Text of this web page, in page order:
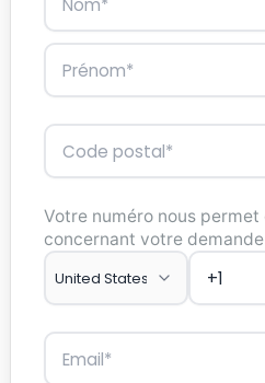
Votre numéro nous permet
concernant votre demande